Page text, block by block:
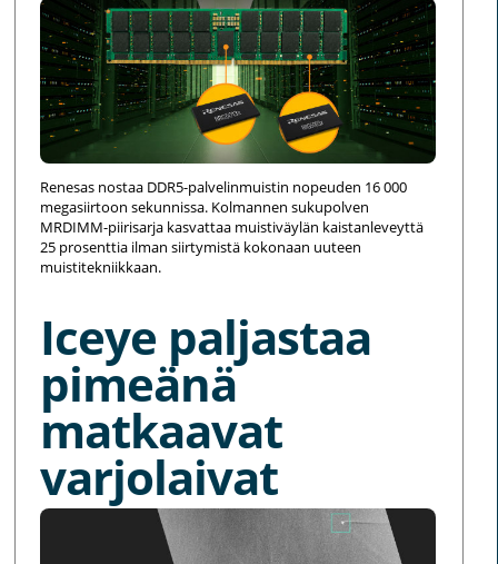
Renesas nostaa DDR5-palvelinmuistin nopeuden 16 000
megasiirtoon sekunnissa. Kolmannen sukupolven
MRDIMM-piirisarja kasvattaa muistiväylän kaistanleveyttä
25 prosenttia ilman siirtymistä kokonaan uuteen
muistitekniikkaan.
Iceye paljastaa
pimeänä
matkaavat
varjolaivat